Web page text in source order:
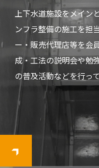
上下水道施設をメイン
ンフラ整備の施工を担
ー・販売代理店等を会
成・工法の説明会や勉
の普及活動などを行っ